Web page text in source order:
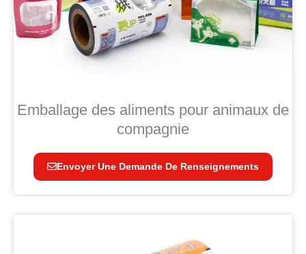
Emballage des aliments pour animaux de
compagnie
Envoyer Une Demande De Renseignements